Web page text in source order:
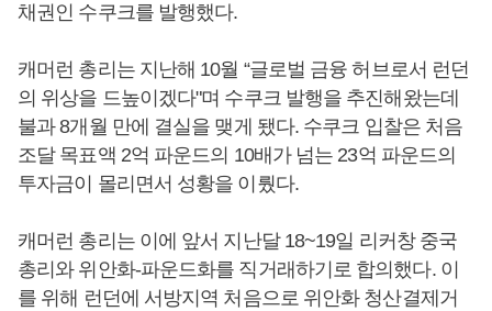
채권인 수쿠크를 발행했다.
캐머런 총리는 지난해 10월 “글로벌 금융 허브로서 런던
의 위상을 드높이겠다"며 수쿠크 발행을 추진해왔는데
불과 8개월 만에 결실을 맺게 됐다. 수쿠크 입찰은 처음
조달 목표액 2억 파운드의 10배가 넘는 23억 파운드의
투자금이 몰리면서 성황을 이뤘다.
캐머런 총리는 이에 앞서 지난달 18~19일 리커창 중국
총리와 위안화-파운드화를 직거래하기로 합의했다. 이
를 위해 런던에 서방지역 처음으로 위안화 청산결제거